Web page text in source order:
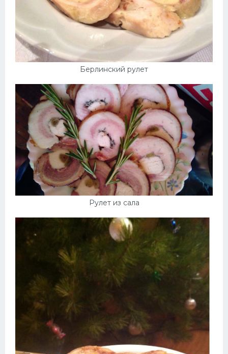
Берлинский рулет
Рулет из сала